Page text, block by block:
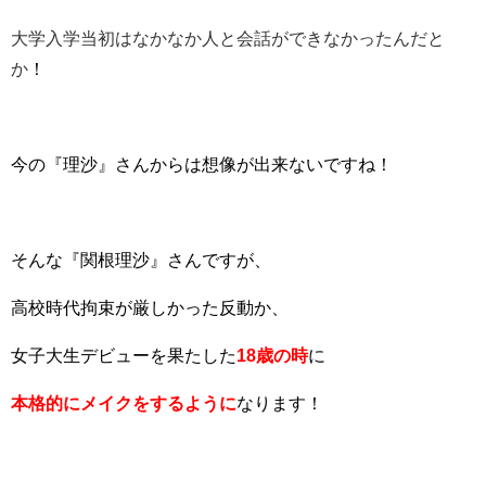
大学入学当初はなかなか人と会話ができなかったんだと
か ！
今の『理沙』さんからは想像が出来ないですね！
そんな『関根理沙』さんですが、
高校時代拘束が厳しかった反動か、
女子大生デビューを果たした18歳の時に
本格的にメイクをするようになります！